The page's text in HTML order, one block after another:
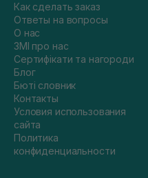
Как сделать заказ
Ответы на вопросы
О нас
ЗМІ про нас
Сертифікати та нагороди
Блог
Бюті словник
Контакты
Условия использования
сайта
Политика
конфиденциальности